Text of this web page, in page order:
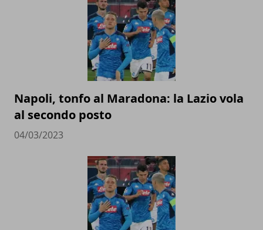
Napoli, tonfo al Maradona: la Lazio vola
al secondo posto
04/03/2023